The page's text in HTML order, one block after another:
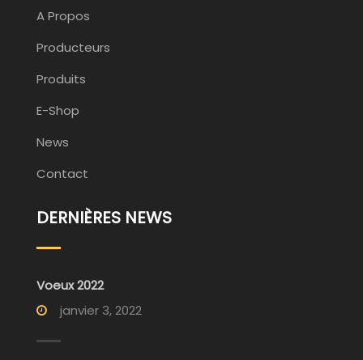
A Propos
Producteurs
Produits
E-Shop
News
Contact
DERNIÈRES NEWS
Voeux 2022
janvier 3, 2022